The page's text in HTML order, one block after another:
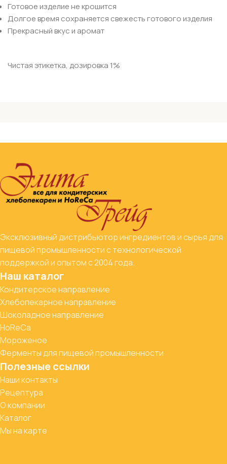
Готовое изделие не крошится
Долгое время сохраняется свежесть готового изделия
Прекрасный вкус и аромат
Чистая этикетка, дозировка 1%
Эксклюзивный дистрибьютор ингредиентов и сырья для
пищевой промышленности с технологической
поддержкой и опытом с 2004 года.
Наш каталог
Кондитерское направление
Хлебопекарное направление
Шоколадное направление
HoReCa
Мороженое
Ферменты для пищевой промышленности
Полезные ссылки
Наши контакты
Рецептура
О компании
Каталог
Мы на карте